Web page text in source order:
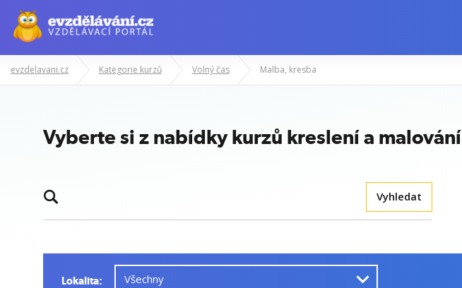
evzdelavani.cz Kategorie kurzů Volný čas Malba, kresba
Vyberte si z nabídky kurzů kreslení a malování
Vyhledat
Lokalita: